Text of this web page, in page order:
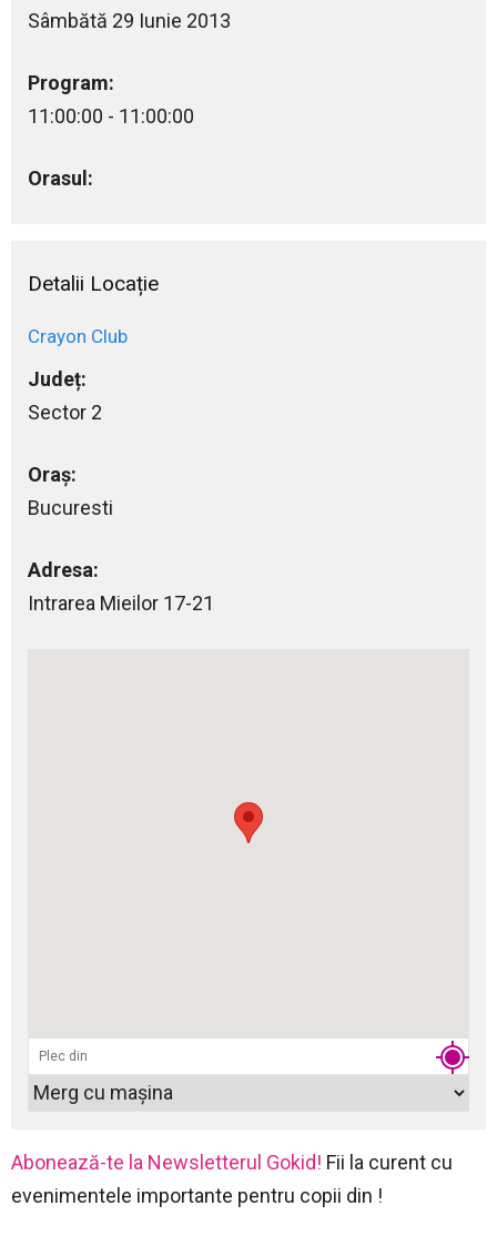
Sâmbătă 29 Iunie 2013
Program:
11:00:00 - 11:00:00
Orasul:
Detalii Locație
Crayon Club
Județ:
Sector 2
Oraș:
Bucuresti
Adresa:
Intrarea Mieilor 17-21
Abonează-te la Newsletterul Gokid! Fii la curent cu
evenimentele importante pentru copii din !